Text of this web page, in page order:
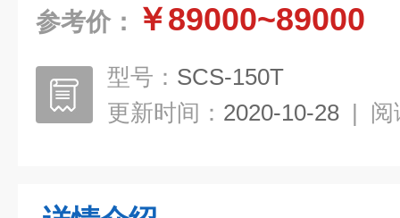
参考价： ￥89000~89000
型号： SCS-150T
更新时间： 2020-10-28 | 阅